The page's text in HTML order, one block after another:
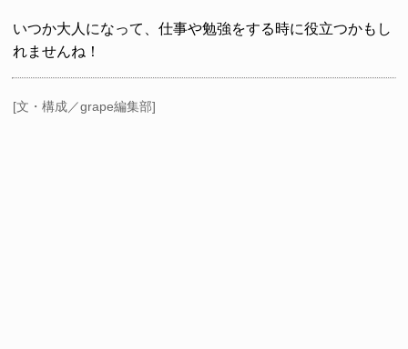
いつか大人になって、仕事や勉強をする時に役立つかもし
れませんね！
[文・構成／grape編集部]